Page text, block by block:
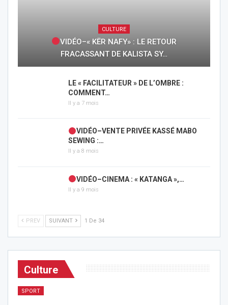
CULTURE
VIDÉO–« KËR NAFY» : LE RETOUR
FRACASSANT DE KALISTA SY…
LE « FACILITATEUR » DE L’OMBRE :
COMMENT…
Il y a 7 mois
VIDÉO–VENTE PRIVÉE KASSÉ MABO
SEWING :…
Il y a 8 mois
VIDÉO–CINEMA : « KATANGA »,…
Il y a 9 mois
PREV SUIVANT 1 De 34
Culture
SPORT